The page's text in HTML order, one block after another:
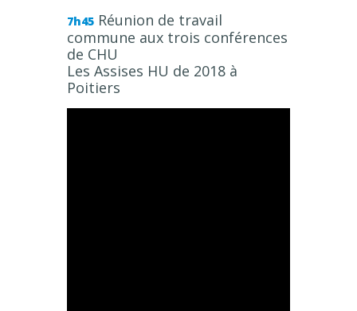
7h45 Réunion de travail
commune aux trois conférences
de CHU
Les Assises HU de 2018 à
Poitiers